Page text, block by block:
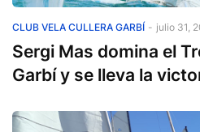
CLUB VELA CULLERA GARBÍ - julio 31,
Sergi Mas domina el
Garbí y se lleva la